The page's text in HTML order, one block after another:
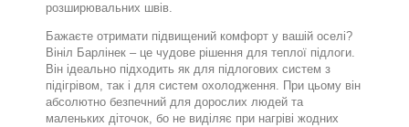
розширювальних швів.
Бажаєте отримати підвищений комфорт у вашій оселі?
Вініл Барлінек – це чудове рішення для теплої підлоги.
Він ідеально підходить як для підлогових систем з
підігрівом, так і для систем охолодження. При цьому він
абсолютно безпечний для дорослих людей та
маленьких діточок, бо не виділяє при нагріві жодних